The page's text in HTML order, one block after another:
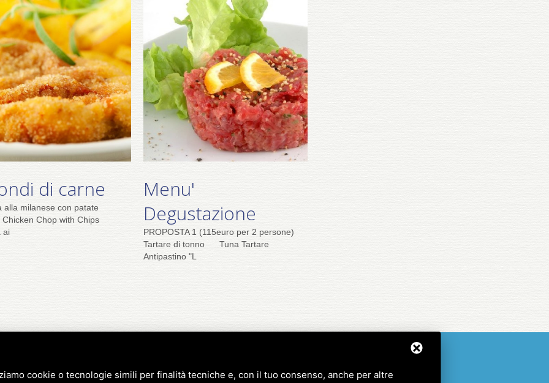
di carne
alla milanese con patate
Chop with Chips
ai
Menu'
Degustazione
PROPOSTA 1 (115euro per 2 persone)
Tartare di tonno Tuna Tartare
Antipastino "L
Viale Giosuè Carducci, 97
cookie o tecnologie simili per finalità tecniche e, con il tuo consenso, anche per altre